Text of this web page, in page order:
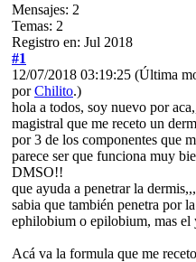
Mensajes: 2
Temas: 2
Registro en: Jul 2018
#1
12/07/2018 03:19:25 (Última
porChilito.)
hola a todos, soy nuevo por
magistral que me receto un
por 3 de los componentes que
parece ser que funciona muy
DMSO!!
que ayuda a penetrar la
sabia que también penetra por
ephilobium o epilobium, mas
Acá va la formula que me